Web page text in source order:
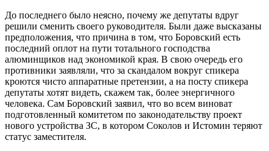
До последнего было неясно, почему же депутаты вдруг
решили сменить своего руководителя. Были даже высказаны
предположения, что причина в том, что Боровский есть
последний оплот на пути тотального господства
алюминщиков над экономикой края. В свою очередь его
противники заявляли, что за скандалом вокруг спикера
кроются чисто аппаратные претензии, а на посту спикера
депутаты хотят видеть, скажем так, более энергичного
человека. Сам Боровский заявил, что во всем виноват
подготовленный комитетом по законодательству проект
нового устройства ЗС, в котором Соколов и Истомин теряют
статус заместителя.